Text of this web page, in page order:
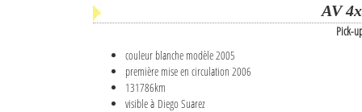
AV
Pick-
couleur blanche modèle 2005
première mise en circulation 2006
131786km
visible à Diego Suarez